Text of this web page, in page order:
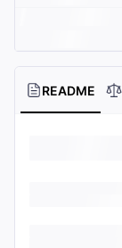
README